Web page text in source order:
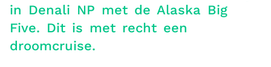
in Denali NP met de Alaska Big
Five. Dit is met recht een
droomcruise.